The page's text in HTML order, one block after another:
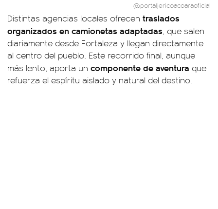
@portaljericoacoaraoficial
Distintas agencias locales ofrecen traslados
organizados en camionetas adaptadas, que salen
diariamente desde Fortaleza y llegan directamente
al centro del pueblo. Este recorrido final, aunque
más lento, aporta un componente de aventura que
refuerza el espíritu aislado y natural del destino.